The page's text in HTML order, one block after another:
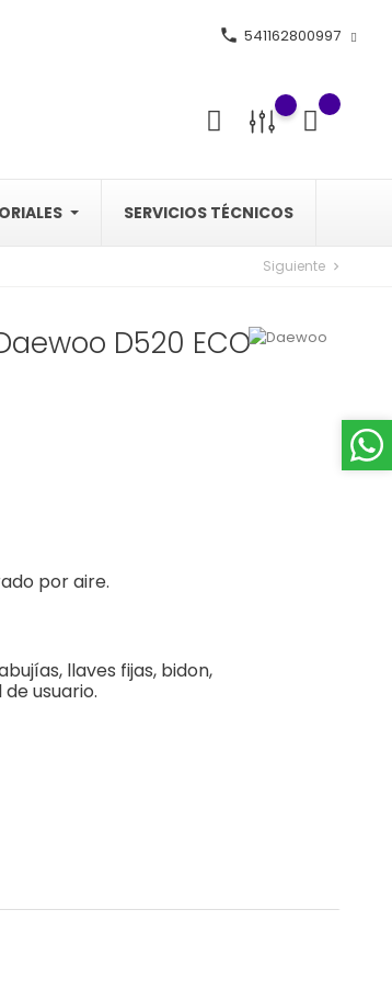
phone 541162800997
SERVICIOS TÉCNICOS
Siguiente chevron_right
D520 ECO
por aire.
llaves fijas, bidon,
usuario.